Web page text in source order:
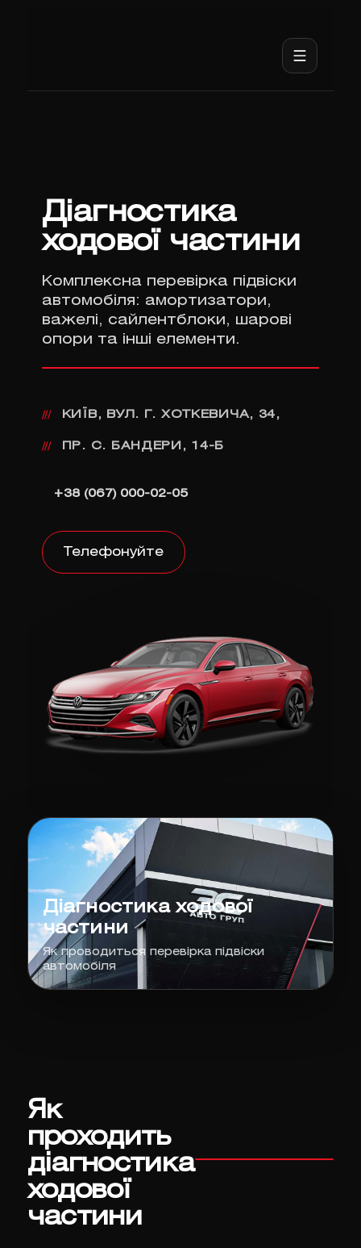
Діагностика
ходової частини
Комплексна перевірка підвіски
автомобіля: амортизатори,
важелі, сайлентблоки, шарові
опори та інші елементи.
/// КИЇВ, ВУЛ. Г. ХОТКЕВИЧА, 34,
/// ПР. С. БАНДЕРИ, 14-Б
+38 (067) 000-02-05
Телефонуйте
Діагностика ходової
частини
Як проводиться перевірка підвіски
автомобіля
Як
проходить
діагностика
ходової
частини